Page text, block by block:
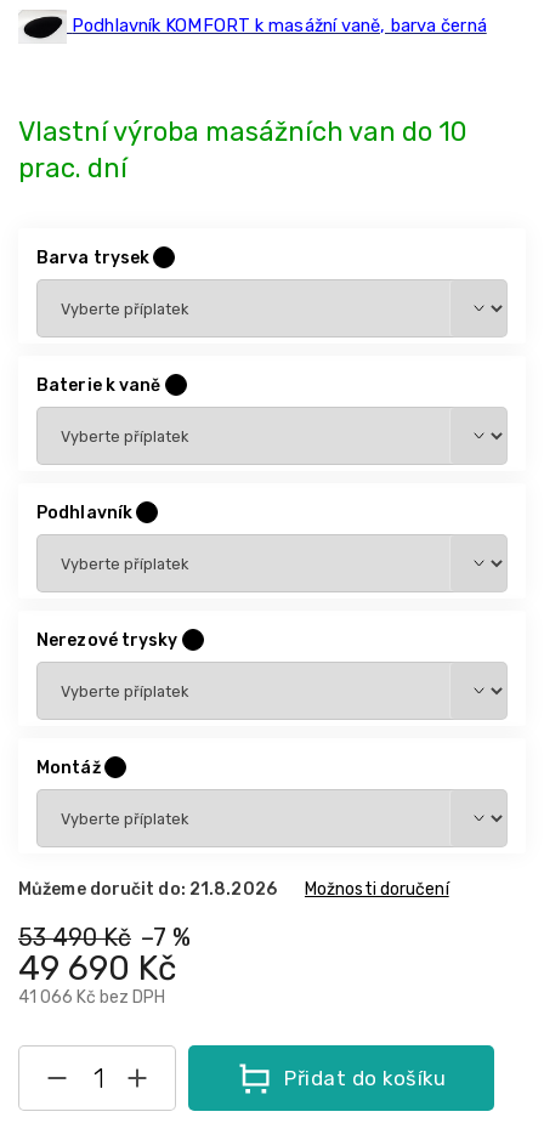
53 490 Kč –7 %
49 690 Kč
41 066 Kč bez DPH
Vlastní výroba masážních van do 10
prac. dní
Barva trysek
Baterie k vaně
Podhlavník
Nerezové trysky
Montáž
Můžeme doručit do: 21.8.2026 Možnosti doručení
Přidat do košíku
Podhlavník KOMFORT k masážní vaně, barva černá